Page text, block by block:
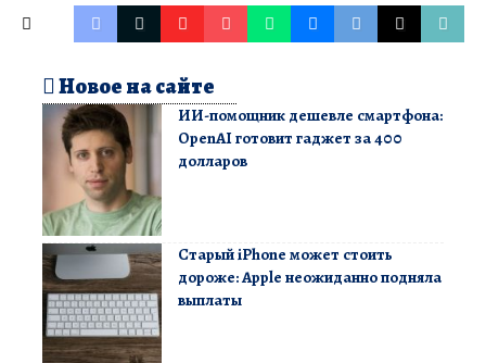
Новое на сайте
ИИ-помощник дешевле смартфона:
OpenAI готовит гаджет за 400
долларов
Старый iPhone может стоить
дороже: Apple неожиданно подняла
выплаты